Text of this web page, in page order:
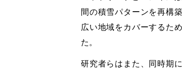
間の積雪パターンを再構
広い地域をカバーするた
た。
研究者らはまた、同時期